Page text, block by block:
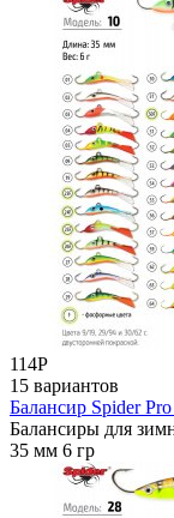
114Р
15 вариантов
Балансир Spider
Балансиры для
35 мм 6 гр